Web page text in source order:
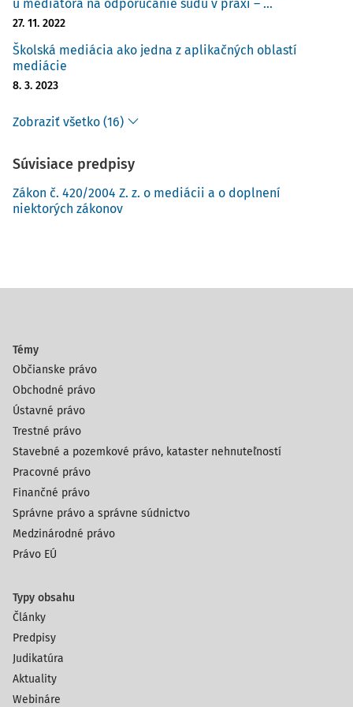
Za tzv. vyšší cieľ mediácie považuje aj nové premýšľanie
klientov a vzájomné pochopenie.
Cieľ mediácie
Celkový cieľ mediácie je podľa nás zložený z čiastkových
viacerých úrovniach.
Aby bolo možné v zmysle podstaty mediácie pracovať
s každou jednou zložkou vo vzájomnej
u mediátora na odporúčanie súdu v praxi – ...
27. 11. 2022
Školská mediácia ako jedna z aplikačných oblastí
mediácie
8. 3. 2023
Zobraziť všetko (16)
Súvisiace predpisy
Zákon č. 420/2004 Z. z. o mediácii a o doplnení
niektorých zákonov
Témy
Občianske právo
Obchodné právo
Ústavné právo
Trestné právo
Stavebné a pozemkové právo, kataster nehnuteľností
Pracovné právo
Finančné právo
Správne právo a správne súdnictvo
Medzinárodné právo
Právo EÚ
Typy obsahu
Články
Predpisy
Judikatúra
Aktuality
Webináre